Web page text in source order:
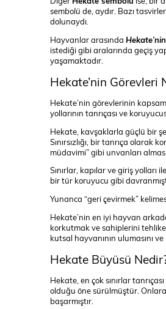
sembolü de, aydır. Bazı
dolunaydı.
Hayvanlar arasında
istediği gibi aralarında geçiş
yaşamaktadır.
Hekate’nin Görevleri
Hekate’nin görevlerinin
yollarının tanrıçası ve
Hekate, kavşaklarla güçlü bir
Sınırsızlığı, bir tanrıça
müdavimi” gibi unvanları
Sınırlar, kapılar ve giriş
bir tür koruyucu gibi
Yunanca “geri çevirmek”
Hekate’nin en iyi hayvan
korkutmak ve sahiplerini
kutsal hayvanının ulumasını
Hekate Büyüsü
Hekate, en çok sınırlar
olduğu öne sürülmüştür.
başarmıştır.